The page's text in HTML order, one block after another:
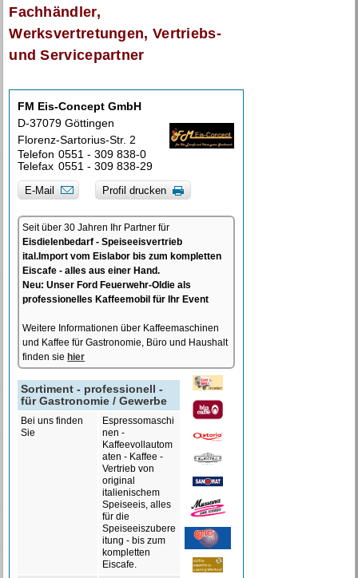
Fachhändler,
Werksvertretungen, Vertriebs-
und Servicepartner
FM Eis-Concept GmbH
D-37079 Göttingen
Florenz-Sartorius-Str. 2
Telefon 0551 - 309 838-0
Telefax 0551 - 309 838-29
E-Mail Profil drucken
Seit über 30 Jahren Ihr Partner für
Eisdielenbedarf - Speiseeisvertrieb
ital.Import vom Eislabor bis zum kompletten
Eiscafe - alles aus einer Hand.
Neu: Unser Ford Feuerwehr-Oldie als
professionelles Kaffeemobil für Ihr Event
Weitere Informationen über Kaffeemaschinen
und Kaffee für Gastronomie, Büro und Haushalt
finden sie hier
Sortiment - professionell -
für Gastronomie / Gewerbe
Bei uns finden
Sie
Espressomaschi
nen -
Kaffeevollautom
aten - Kaffee -
Vertrieb von
original
italienischem
Speiseeis, alles
für die
Speiseeiszubere
itung - bis zum
kompletten
Eiscafe.